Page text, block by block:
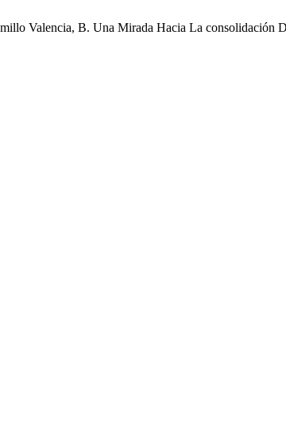
Valencia, B. Una Mirada Hacia La consolidación